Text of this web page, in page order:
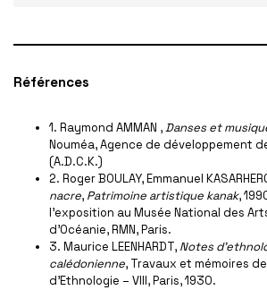
Références
1. Raymond AMMAN ,Danses et
Nouméa, Agence de développement
(A.D.C.K.)
2. Roger BOULAY, Emmanuel
nacre, Patrimoine artistique kanak,
l’exposition au Musée National des
d’Océanie, RMN, Paris.
3. Maurice LEENHARDT, Notes
calédonienne, Travaux et mémoires
d’Ethnologie – VIII, Paris, 1930.